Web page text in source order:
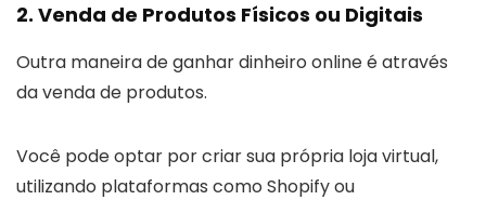
2. Venda de Produtos Físicos ou Digitais
Outra maneira de ganhar dinheiro online é através
da venda de produtos.
Você pode optar por criar sua própria loja virtual,
utilizando plataformas como Shopify ou